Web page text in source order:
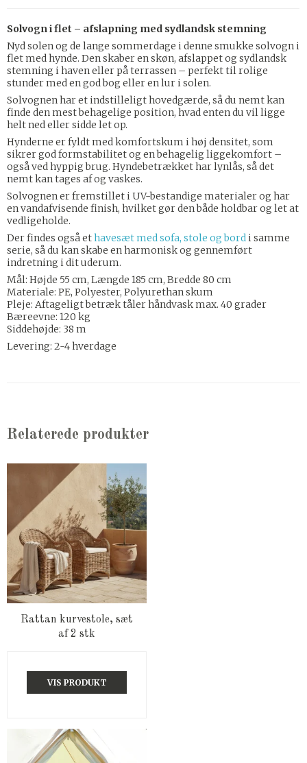
Solvogn i flet – afslapning med sydlandsk stemning
Nyd solen og de lange sommerdage i denne smukke solvogn i
flet med hynde. Den skaber en skøn, afslappet og sydlandsk
stemning i haven eller på terrassen – perfekt til rolige
stunder med en god bog eller en lur i solen.
Solvognen har et indstilleligt hovedgærde, så du nemt kan
finde den mest behagelige position, hvad enten du vil ligge
helt ned eller sidde let op.
Hynderne er fyldt med komfortskum i høj densitet, som
sikrer god formstabilitet og en behagelig liggekomfort –
også ved hyppig brug. Hyndebetrækket har lynlås, så det
nemt kan tages af og vaskes.
Solvognen er fremstillet i UV-bestandige materialer og har
en vandafvisende finish, hvilket gør den både holdbar og let at
vedligeholde.
Der findes også ethavesæt med sofa, stole og bord i samme
serie, så du kan skabe en harmonisk og gennemført
indretning i dit uderum.
Mål: Højde 55 cm, Længde 185 cm, Bredde 80 cm
Materiale: PE, Polyester, Polyurethan skum
Pleje: Aftageligt betræk tåler håndvask max. 40 grader
Bæreevne: 120 kg
Siddehøjde: 38 m
Levering: 2-4 hverdage
Relaterede produkter
Rattan kurvestole, sæt
af 2 stk
VIS PRODUKT